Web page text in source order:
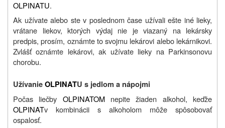
OLPINATU.
Ak užívate alebo ste v poslednom čase užívali ešte iné lieky,
vrátane liekov, ktorých výdaj nie je viazaný na lekársky
predpis, prosím, oznámte to svojmu lekárovi alebo lekárnikovi.
Zvlášť oznámte lekárovi, ak užívate lieky na Parkinsonovu
chorobu.
UžívanieOLPINATU s jedlom a nápojmi
Počas liečby OLPINATOM nepite žiaden alkohol, keďže
OLPINATv kombinácii s alkoholom môže spôsobovať
ospalosť.